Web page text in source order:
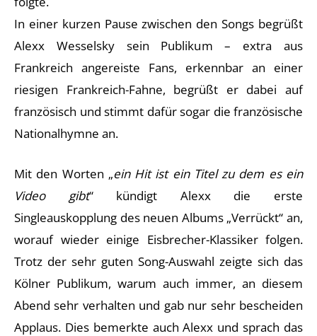
In einer kurzen Pause zwischen den Songs begrüßt
Alexx Wesselsky sein Publikum – extra aus
Frankreich angereiste Fans, erkennbar an einer
riesigen Frankreich-Fahne, begrüßt er dabei auf
französisch und stimmt dafür sogar die französische
Nationalhymne an.
Mit den Worten „ein Hit ist ein Titel zu dem es ein
Video gibt“ kündigt Alexx die erste
Singleauskopplung des neuen Albums „Verrückt“ an,
worauf wieder einige Eisbrecher-Klassiker folgen.
Trotz der sehr guten Song-Auswahl zeigte sich das
Kölner Publikum, warum auch immer, an diesem
Abend sehr verhalten und gab nur sehr bescheiden
Applaus. Dies bemerkte auch Alexx und sprach das